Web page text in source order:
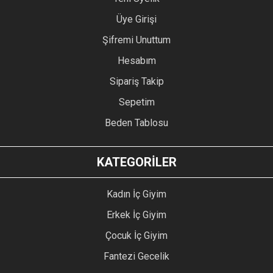
Üye Girişi
Şifremi Unuttum
Hesabım
Sipariş Takip
Sepetim
Beden Tablosu
KATEGORİLER
Kadın İç Giyim
Erkek İç Giyim
Çocuk İç Giyim
Fantezi Gecelik